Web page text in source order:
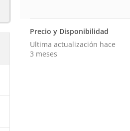
Precio y Disponibilidad
Ultima actualización hace
3 meses